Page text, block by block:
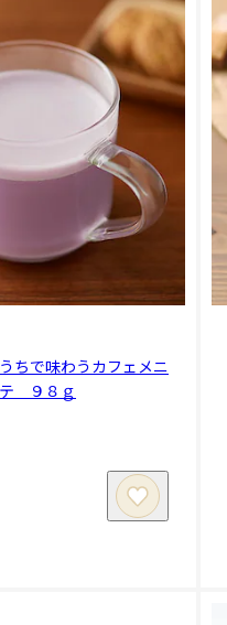
ちで味わうカフェメニ
９８ｇ